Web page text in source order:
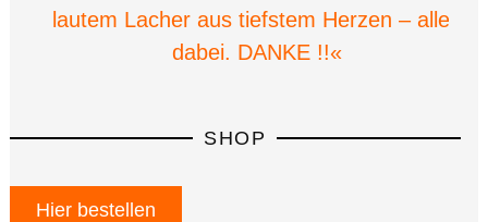
lautem Lacher aus tiefstem Herzen – alles
dabei. DANKE !!«
SHOP
Hier bestellen